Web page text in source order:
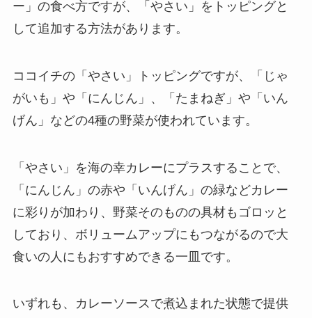
ー」の食べ方ですが、「やさい」をトッピングと
して追加する方法があります。
ココイチの「やさい」トッピングですが、「じゃ
がいも」や「にんじん」、「たまねぎ」や「いん
げん」などの4種の野菜が使われています。
「やさい」を海の幸カレーにプラスすることで、
「にんじん」の赤や「いんげん」の緑などカレー
に彩りが加わり、野菜そのものの具材もゴロッと
しており、ボリュームアップにもつながるので大
食いの人にもおすすめできる一皿です。
いずれも、カレーソースで煮込まれた状態で提供